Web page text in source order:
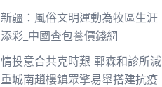
新疆：風俗文明運動為牧區生涯
添彩_中國查包養價錢網
情投意合共克時艱 鄆森和診所減
重城南趙樓鎮眾擎易舉搭建抗疫